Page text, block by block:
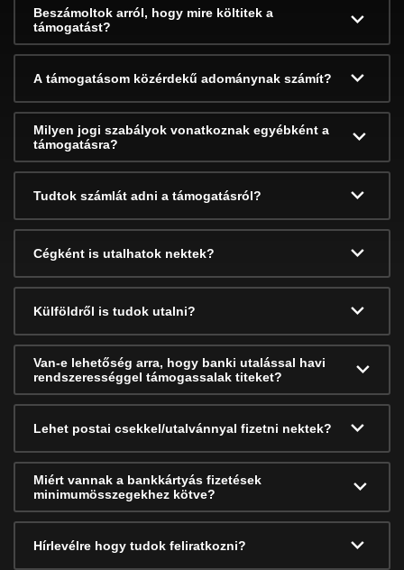
Beszámoltok arról, hogy mire költitek a
támogatást?
A támogatásom közérdekű adománynak számít?
Milyen jogi szabályok vonatkoznak egyébként a
támogatásra?
Tudtok számlát adni a támogatásról?
Cégként is utalhatok nektek?
Külföldről is tudok utalni?
Van-e lehetőség arra, hogy banki utalással havi
rendszerességgel támogassalak titeket?
Lehet postai csekkel/utalvánnyal fizetni nektek?
Miért vannak a bankkártyás fizetések
minimumösszegekhez kötve?
Hírlevélre hogy tudok feliratkozni?